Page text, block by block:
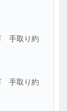
手取り約
手取り約